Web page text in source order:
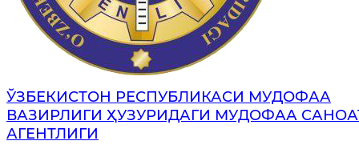
ЎЗБЕКИСТОН РЕСПУБЛИКАСИ МУДОФАА
ВАЗИРЛИГИ ҲУЗУРИДАГИ МУДОФАА
АГЕНТЛИГИ